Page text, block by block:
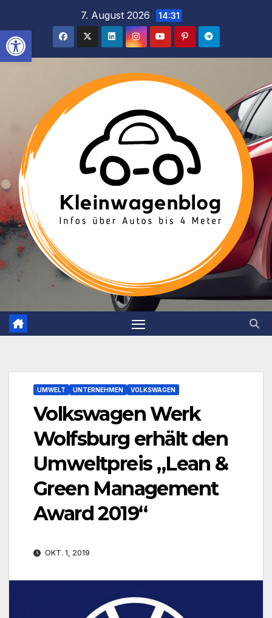
Werkzeugleiste öffnen
springen
7. August 2026 14:31
UMWELT UNTERNEHMEN VOLKSWAGEN
Volkswagen Werk
Wolfsburg erhält den
Umweltpreis „Lean &
Green Management
Award 2019“
OKT. 1, 2019